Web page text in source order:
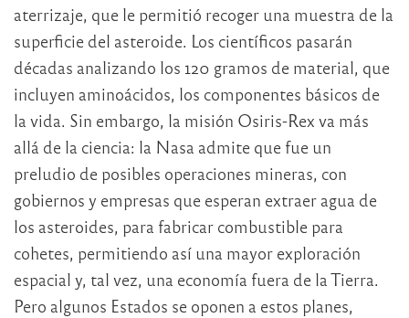
aterrizaje, que le permitió recoger una muestra de la
superficie del asteroide. Los científicos pasarán
décadas analizando los 120 gramos de material, que
incluyen aminoácidos, los componentes básicos de
la vida. Sin embargo, la misión Osiris-Rex va más
allá de la ciencia: la Nasa admite que fue un
preludio de posibles operaciones mineras, con
gobiernos y empresas que esperan extraer agua de
los asteroides, para fabricar combustible para
cohetes, permitiendo así una mayor exploración
espacial y, tal vez, una economía fuera de la Tierra.
Pero algunos Estados se oponen a estos planes,